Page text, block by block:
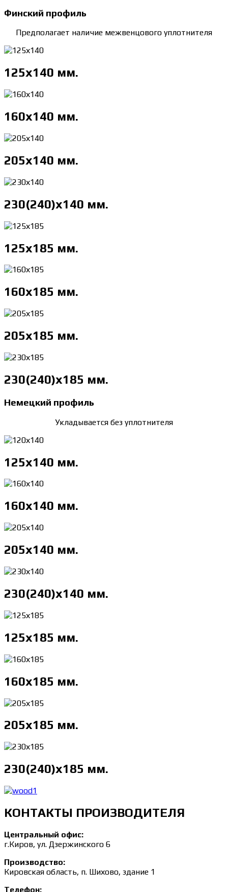
Финский профиль
Предполагает наличие межвенцового уплотнителя
125х140 мм.
160х140 мм.
205х140 мм.
230(240)х140 мм.
125х185 мм.
160х185 мм.
205х185 мм.
230(240)х185 мм.
Немецкий профиль
Укладывается без уплотнителя
125х140 мм.
160х140 мм.
205х140 мм.
230(240)х140 мм.
125х185 мм.
160х185 мм.
205х185 мм.
230(240)х185 мм.
КОНТАКТЫ ПРОИЗВОДИТЕЛЯ
Центральный офис:
г.Киров, ул. Дзержинского 6
Производство:
Кировская область, п. Шихово, здание 1
Телефон: